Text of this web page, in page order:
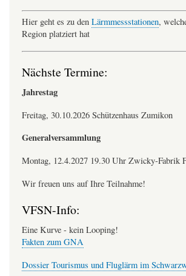
Hier geht es zu den Lärmmessstationen,
Region platziert hat
Nächste Termine:
Jahrestag
Freitag, 30.10.2026 Schützenhaus Zumikon
Generalversammlung
Montag, 12.4.2027 19.30 Uhr Zwicky-Fabrik
Wir freuen uns auf Ihre Teilnahme!
VFSN-Info:
Eine Kurve - kein Looping!
Fakten zum GNA
Dossier Tourismus und Fluglärm im